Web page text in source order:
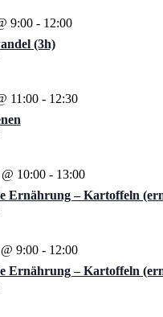
9:00- 12:00
(3h)
11:00- 12:30
10:00- 13:00
Ernährung – Kartoffeln
9:00- 12:00
Ernährung – Kartoffeln